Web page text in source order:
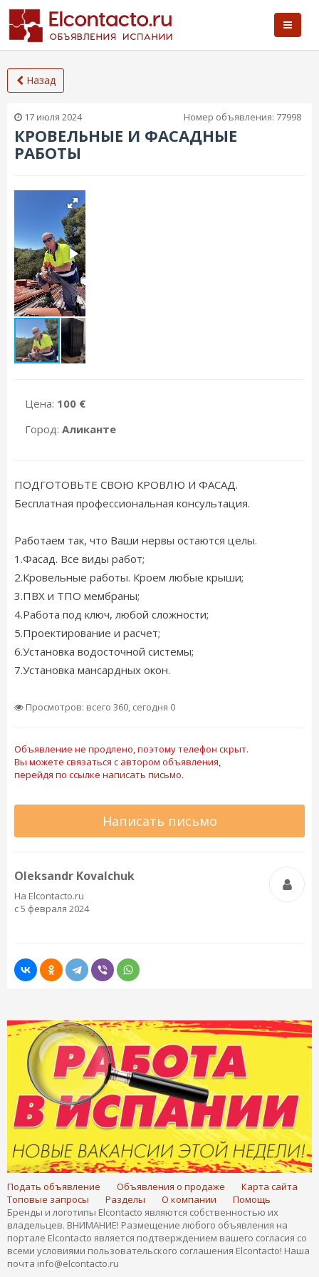
Назад
17 июля 2024 Номер объявления: 77998
КРОВЕЛЬНЫЕ И ФАСАДНЫЕ
РАБОТЫ
Цена: 100 €
Город: Аликанте
ПОДГОТОВЬТЕ СВОЮ КРОВЛЮ И ФАСАД.
Бесплатная профессиональная консультация.
Работаем так, что Ваши нервы остаются целы.
1.Фасад. Все виды работ;
2.Кровельные работы. Кроем любые крыши;
3.ПВХ и ТПО мембраны;
4.Работа под ключ, любой сложности;
5.Проектирование и расчет;
6.Установка водосточной системы;
7.Установка мансардных окон.
Просмотров: всего 360, сегодня 0
Объявление не продлено, поэтому телефон скрыт.
Вы можете связаться с автором объявления,
перейдя по ссылке написать письмо.
Написать письмо
Oleksandr Kovalchuk
На Elcontacto.ru
с 5 февраля 2024
Подать объявление Объявления о продаже
Карта сайта
Топовые запросы
Разделы О компании
Помощь
Бренды и логотипы Elcontacto являются собственностью их
владельцев. ВНИМАНИЕ! Размещение любого объявления на
портале Elcontacto является подтверждением вашего согласия со
всеми условиями пользовательского соглашения Elcontacto! Наша
почта info@elcontacto.ru